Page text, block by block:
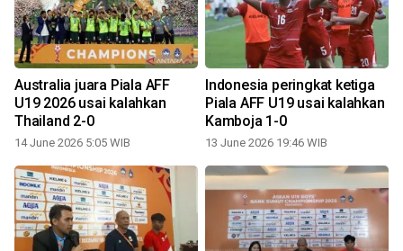
Australia juara Piala AFF
U19 2026 usai kalahkan
Thailand 2-0
14 June 2026 5:05 WIB
Indonesia peringkat ketiga
Piala AFF U19 usai kalahkan
Kamboja 1-0
13 June 2026 19:46 WIB